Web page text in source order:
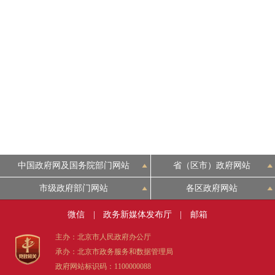
中国政府网及国务院部门网站 省（区市）政府网站
市级政府部门网站 各区政府网站
微信 政务新媒体发布厅 邮箱
主办：北京市人民政府办公厅
承办：北京市政务服务和数据管理局
政府网站标识码：1100000088